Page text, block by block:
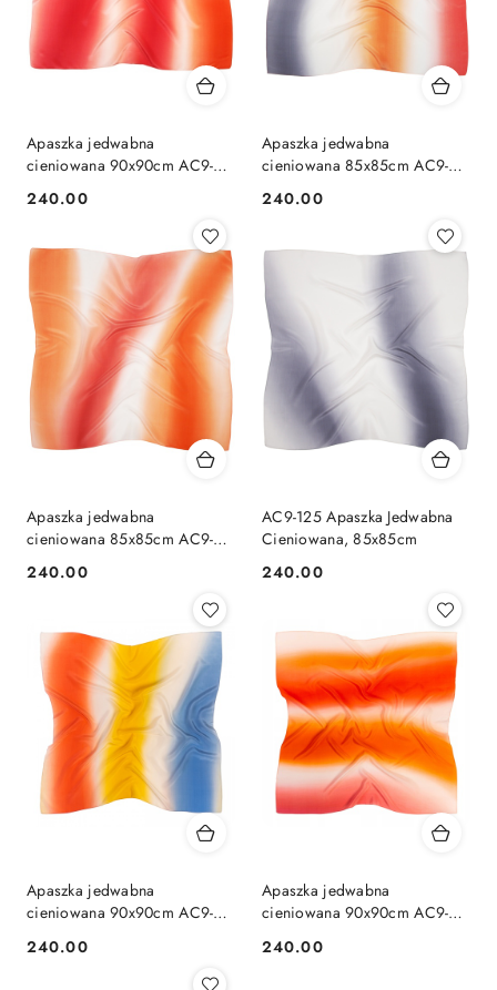
Apaszka jedwabna
cieniowana 90x90cm AC9-
Cena:
240.00
Apaszka jedwabna
cieniowana 85x85cm AC9-
Cena:
240.00
Apaszka jedwabna
cieniowana 85x85cm AC9-
912
Cena:
240.00
AC9-125 Apaszka Jedwabna
Cieniowana, 85x85cm
Cena:
240.00
Apaszka jedwabna
cieniowana 90x90cm AC9-
Cena:
240.00
Apaszka jedwabna
cieniowana 90x90cm AC9-
Cena:
240.00